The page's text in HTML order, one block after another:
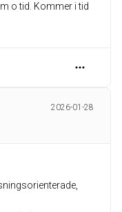
o tid. Kommer i tid
2026-01-28